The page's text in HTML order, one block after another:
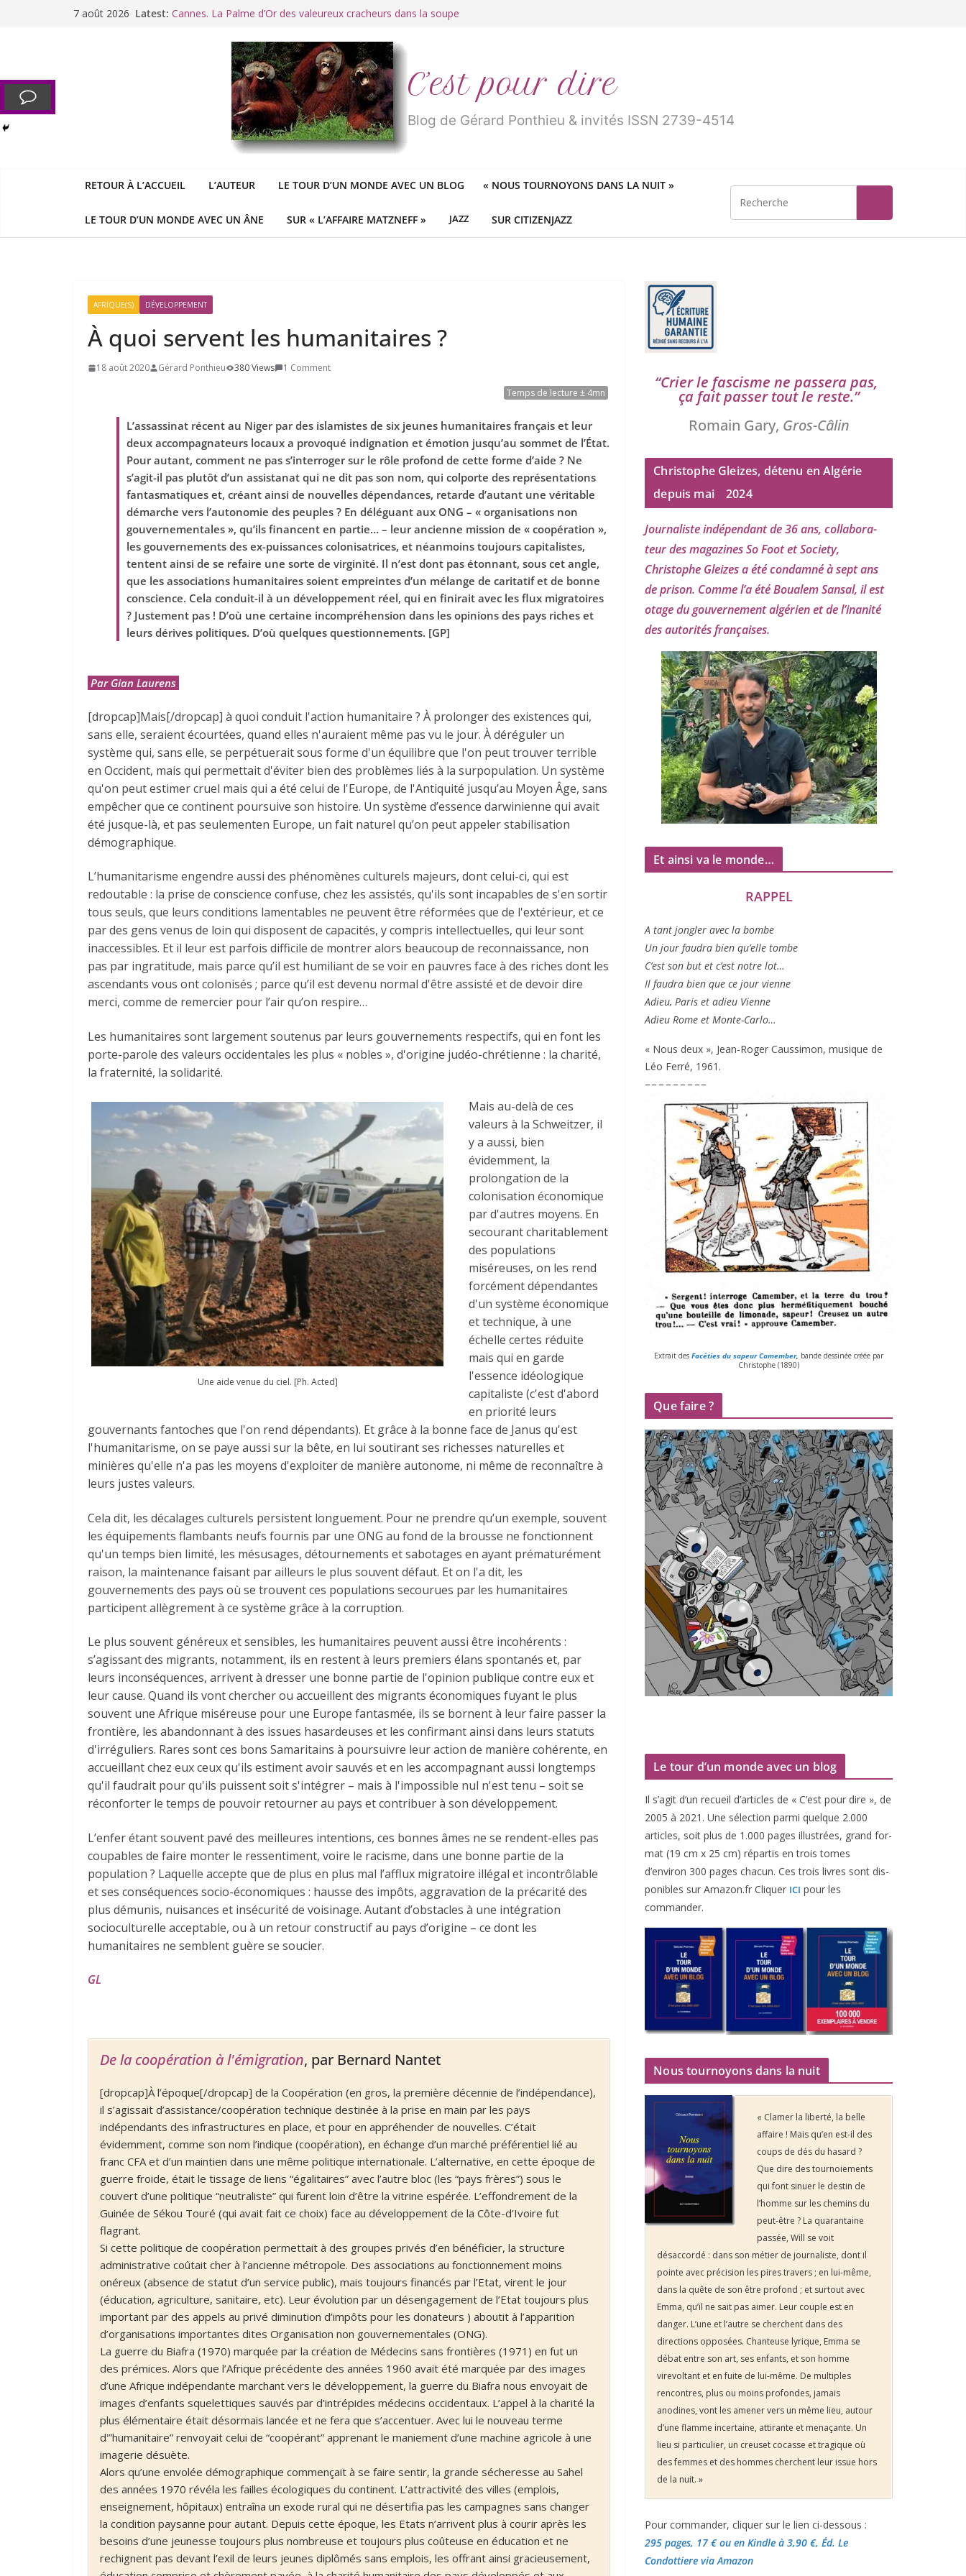
7 août 2026 Latest: Cannes. La Palme d’Or des valeureux cracheurs dans la soupe
Racisme. Moi, Picard-Marseillais traité de « blanc de merde » !
George : « Le meilleur des mondes » ou «
Le patriarcat », bouc émissaire des féministes idéologiquesC’est pour dire
Blog de Gérard Ponthieu & invités ISSN 2739-4514
RETOUR À L’ACCUEIL L’AUTEUR LE TOUR D’UN MONDE AVEC UN BLOG « NOUS TOURNOYONS DANS LA NUIT »
LE TOUR D’UN MONDE AVEC UN ÂNE SUR « L’AFFAIRE MATZNEFF » JAZZ SUR CITIZENJAZZ
AFRIQUE(S) DÉVELOPPEMENT
À quoi servent les humanitaires ?
18 août 2020 Gérard Ponthieu 380 Views 1 Comment
Temps de lecture ± 4mn
L’assassinat récent au Niger par des islamistes de six jeunes humanitaires français et leur
deux accompagnateurs locaux a provoqué indignation et émotion jusqu’au sommet de l’État.
Pour autant, comment ne pas s’interroger sur le rôle profond de cette forme d’aide ? Ne
s’agit-il pas plutôt d’un assistanat qui ne dit pas son nom, qui colporte des représentations
fantasmatiques et, créant ainsi de nouvelles dépendances, retarde d’autant une véritable
démarche vers l’autonomie des peuples ? En déléguant aux ONG – « organisations non
gouvernementales », qu’ils financent en partie… – leur ancienne mission de « coopération »,
les gouvernements des ex-puissances colonisatrices, et néanmoins toujours capitalistes,
tentent ainsi de se refaire une sorte de virginité. Il n’est dont pas étonnant, sous cet angle,
que les associations humanitaires soient empreintes d’un mélange de caritatif et de bonne
conscience. Cela conduit-il à un développement réel, qui en finirait avec les flux migratoires
? Justement pas ! D’où une certaine incompréhension dans les opinions des pays riches et
leurs dérives politiques. D’où quelques questionnements. [GP]
Par Gian Laurens
[dropcap]Mais[/dropcap] à quoi conduit l'action humanitaire ? À prolonger des existences qui,
sans elle, seraient écourtées, quand elles n'auraient même pas vu le jour. À déréguler un
système qui, sans elle, se perpétuerait sous forme d'un équilibre que l'on peut trouver terrible
en Occident, mais qui permettait d'éviter bien des problèmes liés à la surpopulation. Un système
qu'on peut estimer cruel mais qui a été celui de l'Europe, de l'Antiquité jusqu’au Moyen Âge, sans
empêcher que ce continent poursuive son histoire. Un système d’essence darwinienne qui avait
été jusque-là, et pas seulementen Europe, un fait naturel qu’on peut appeler stabilisation
démographique.
L’humanitarisme engendre aussi des phénomènes culturels majeurs, dont celui-ci, qui est
redoutable : la prise de conscience confuse, chez les assistés, qu'ils sont incapables de s'en sortir
tous seuls, que leurs conditions lamentables ne peuvent être réformées que de l'extérieur, et ce
par des gens venus de loin qui disposent de capacités, y compris intellectuelles, qui leur sont
inaccessibles. Et il leur est parfois difficile de montrer alors beaucoup de reconnaissance, non
pas par ingratitude, mais parce qu’il est humiliant de se voir en pauvres face à des riches dont les
ascendants vous ont colonisés ; parce qu’il est devenu normal d'être assisté et de devoir dire
merci, comme de remercier pour l’air qu’on respire…
Les humanitaires sont largement soutenus par leurs gouvernements respectifs, qui en font les
porte-parole des valeurs occidentales les plus « nobles », d'origine judéo-chrétienne : la charité,
la fraternité, la solidarité.
Une aide venue du ciel. [Ph. Acted]
Mais au-delà de ces
valeurs à la Schweitzer, il
y a aussi, bien
évidemment, la
prolongation de la
colonisation économique
par d'autres moyens. En
secourant charitablement
des populations
miséreuses, on les rend
forcément dépendantes
d'un système économique
et technique, à une
échelle certes réduite
mais qui en garde
l'essence idéologique
capitaliste (c'est d'abord
en priorité leurs
gouvernants fantoches que l'on rend dépendants). Et grâce à la bonne face de Janus qu'est
l'humanitarisme, on se paye aussi sur la bête, en lui soutirant ses richesses naturelles et
minières qu'elle n'a pas les moyens d'exploiter de manière autonome, ni même de reconnaître à
leurs justes valeurs.
Cela dit, les décalages culturels persistent longuement. Pour ne prendre qu’un exemple, souvent
les équipements flambants neufs fournis par une ONG au fond de la brousse ne fonctionnent
qu'un temps bien limité, les mésusages, détournements et sabotages en ayant prématurément
raison, la maintenance faisant par ailleurs le plus souvent défaut. Et on l'a dit, les
gouvernements des pays où se trouvent ces populations secourues par les humanitaires
participent allègrement à ce système grâce à la corruption.
Le plus souvent généreux et sensibles, les humanitaires peuvent aussi être incohérents :
s’agissant des migrants, notamment, ils en restent à leurs premiers élans spontanés et, par
leurs inconséquences, arrivent à dresser une bonne partie de l'opinion publique contre eux et
leur cause. Quand ils vont chercher ou accueillent des migrants économiques fuyant le plus
souvent une Afrique miséreuse pour une Europe fantasmée, ils se bornent à leur faire passer la
frontière, les abandonnant à des issues hasardeuses et les confirmant ainsi dans leurs statuts
d'irréguliers. Rares sont ces bons Samaritains à poursuivre leur action de manière cohérente, en
accueillant chez eux ceux qu'ils estiment avoir sauvés et en les accompagnant aussi longtemps
qu'il faudrait pour qu'ils puissent soit s'intégrer – mais à l'impossible nul n'est tenu – soit se
réconforter le temps de pouvoir retourner au pays et contribuer à son développement.
L’enfer étant souvent pavé des meilleures intentions, ces bonnes âmes ne se rendent-elles pas
coupables de faire monter le ressentiment, voire le racisme, dans une bonne partie de la
population ? Laquelle accepte que de plus en plus mal l’afflux migratoire illégal et incontrôlable
et ses conséquences socio-économiques : hausse des impôts, aggravation de la précarité des
plus démunis, nuisances et insécurité de voisinage. Autant d’obstacles à une intégration
socioculturelle acceptable, ou à un retour constructif au pays d’origine – ce dont les
humanitaires ne semblent guère se soucier.
GL
De la coopération à l'émigration, par Bernard Nantet
[dropcap]À l’époque[/dropcap] de la Coopération (en gros, la première décennie de l’indépendance),
il s’agissait d’assistance/coopération technique destinée à la prise en main par les pays
indépendants des infrastructures en place, et pour en appréhender de nouvelles. C’était
évidemment, comme son nom l’indique (coopération), en échange d’un marché préférentiel lié au
franc CFA et d’un maintien dans une même politique internationale. L’alternative, en cette époque de
guerre froide, était le tissage de liens “égalitaires” avec l’autre bloc (les “pays frères”) sous le
couvert d’une politique “neutraliste” qui furent loin d’être la vitrine espérée. L’effondrement de la
Guinée de Sékou Touré (qui avait fait ce choix) face au développement de la Côte-d’Ivoire fut
flagrant.
Si cette politique de coopération permettait à des groupes privés d’en bénéficier, la structure
administrative coûtait cher à l’ancienne métropole. Des associations au fonctionnement moins
onéreux (absence de statut d’un service public), mais toujours financés par l’Etat, virent le jour
(éducation, agriculture, sanitaire, etc). Leur évolution par un désengagement de l’Etat toujours plus
important par des appels au privé diminution d’impôts pour les donateurs ) aboutit à l’apparition
d’organisations importantes dites Organisation non gouvernementales (ONG).
La guerre du Biafra (1970) marquée par la création de Médecins sans frontières (1971) en fut un
des prémices. Alors que l’Afrique précédente des années 1960 avait été marquée par des images
d’une Afrique indépendante marchant vers le développement, la guerre du Biafra nous envoyait de
images d’enfants squelettiques sauvés par d’intrépides médecins occidentaux. L’appel à la charité la
plus élémentaire était désormais lancée et ne fera que s’accentuer. Avec lui le nouveau terme
d'”humanitaire” renvoyait celui de “coopérant” apprenant le maniement d’une machine agricole à une
imagerie désuète.
Alors qu’une envolée démographique commençait à se faire sentir, la grande sécheresse au Sahel
des années 1970 révéla les failles écologiques du continent. L’attractivité des villes (emplois,
enseignement, hôpitaux) entraîna un exode rural qui ne désertifia pas les campagnes sans changer
la condition paysanne pour autant. Depuis cette époque, les Etats n’arrivent plus à courir après les
besoins d’une jeunesse toujours plus nombreuse et toujours plus coûteuse en éducation et ne
rechignent pas devant l’exil de leurs jeunes diplômés sans emplois, les offrant ainsi gracieusement,
“Crier le fas­cisme ne pas­se­ra pas,
ça fait pas­ser tout le reste.”
Romain Gary, Gros-Câlin
Christophe Gleizes, détenu en Algérie
depuis mai
2024
Journaliste indé­pen­dant de36ans, col­la­bo­ra­
teur des maga­zines So Foot et Society,
Christophe Gleizesa été condam­né à sept ans
de pri­son. Comme l’a été Boualem Sansal, il est
otage du gou­ver­ne­ment algé­rien et de l’i­na­ni­té
des auto­ri­tés françaises.
Et ainsi va le monde…
RAPPEL
A tant jon­gler avec la bombe
Un jour fau­dra bien qu’elle tombe
C’est son but et c’est notre lot…
Il fau­dra bien que ce jour vienne
Adieu, Paris et adieu Vienne
Adieu Rome et Monte-Carlo…
« Nous deux », Jean-Roger Caussimon, musique de
Léo Ferré, 1961 .
– – – – – – – – –
Extrait des Facéties du sapeur Camember, bande des­si­née créée par
Christophe (1890)
Que faire ?
Le tour d’un monde avec un blog
Il s’agit d’un recueil d’ar­ticles de « C’est pour dire », de
2005 à 2021 . Une sélec­tion par­mi quelque 2.000
articles, soit plus de 1 .000 pages illus­trées, grand for­
mat (19 cm x 25 cm) répar­tis en trois tomes
d’environ 300 pages cha­cun. Ces trois livres sont dis­
po­nibles sur Amazon​.fr Cliquer ICI pour les
commander.
Nous tournoyons dans la nuit
« Clamer la liberté, la belle
affaire ! Mais qu’en est-il des
coups de dés du hasard ?
Que dire des tournoiements
qui font sinuer le destin de
l’homme sur les chemins du
peut-être ? La quarantaine
passée, Will se voit
désaccordé : dans son métier de journaliste, dont il
pointe avec précision les pires travers ; en lui-même,
dans la quête de son être profond ; et surtout avec
Emma, qu’il ne sait pas aimer. Leur couple est en
danger. L’une et l’autre se cherchent dans des
directions opposées. Chanteuse lyrique, Emma se
débat entre son art, ses enfants, et son homme
virevoltant et en fuite de lui-même. De multiples
rencontres, plus ou moins profondes, jamais
anodines, vont les amener vers un même lieu, autour
d’une flamme incertaine, attirante et menaçante. Un
lieu si particulier, un creuset cocasse et tragique où
des femmes et des hommes cherchent leur issue hors
de la nuit. »
Pour commander, cliquer sur le lien ci-dessous :
295 pages, 17 €ou en Kindle à 3,90 €, Éd. Le
Condottiere via Amazon